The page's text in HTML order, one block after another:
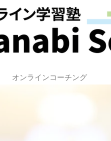
オンラインコーチング